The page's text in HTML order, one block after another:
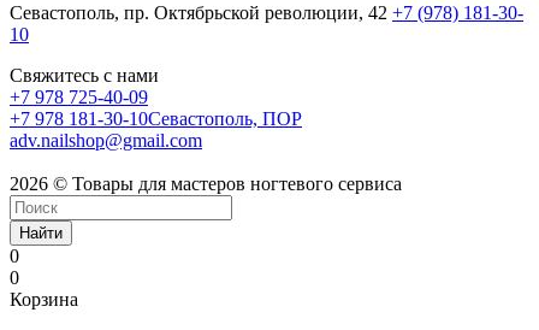
Севастополь, пр. Октябрьской революции, 42 +7 (978) 181-30-
10
Свяжитесь с нами
+7 978 725-40-09
+7 978 181-30-10Севастополь, ПОР
adv.nailshop@gmail.com
2026 © Товары для мастеров ногтевого сервиса
Найти
0
0
Корзина